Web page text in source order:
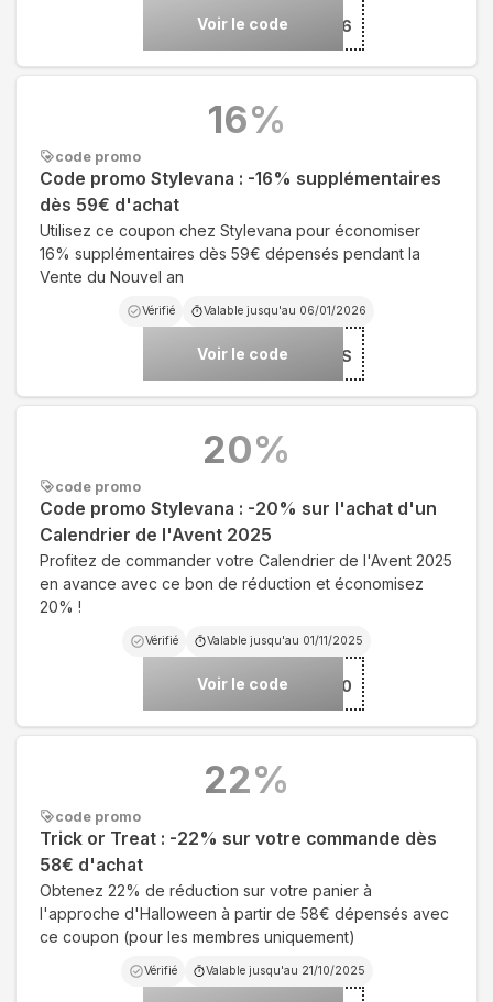
Voir le code***BS26
code promo
Code promo Stylevana : -16% supplémentaires
dès 59€ d'achat
Utilisez ce coupon chez Stylevana pour économiser
16% supplémentaires dès 59€ dépensés pendant la
Vente du Nouvel an
Vérifié Valable jusqu'au 06/01/2026
Voir le code ***YS
16%
code promo
Code promo Stylevana : -20% sur l'achat d'un
Calendrier de l'Avent 2025
Profitez de commander votre Calendrier de l'Avent 2025
en avance avec ce bon de réduction et économisez
20% !
Vérifié Valable jusqu'au 01/11/2025
Voir le code***ADV20
20%
code promo
Trick or Treat : -22% sur votre commande dès
58€ d'achat
Obtenez 22% de réduction sur votre panier à
l'approche d'Halloween à partir de 58€ dépensés avec
ce coupon (pour les membres uniquement)
Vérifié Valable jusqu'au 21/10/2025
22%